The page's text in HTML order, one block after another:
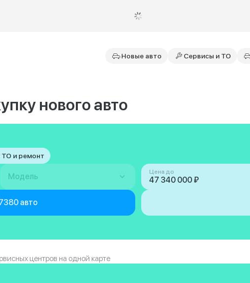
Новые авто Сервисы и ТО
нового авто
ТО и ремонт
Модель Цена до
авто
центров на одной карте